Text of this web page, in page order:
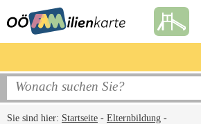
Sie sind hier: Startseite - Elternbildung -